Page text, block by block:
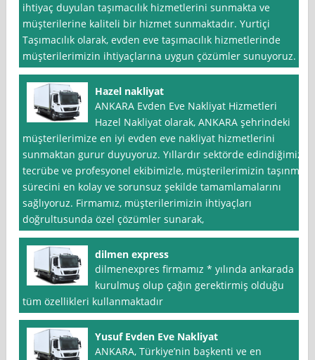
ihtiyaç duyulan taşımacılık hizmetlerini sunmakta ve
müşterilerine kaliteli bir hizmet sunmaktadır. Yurtiçi
Taşımacılık olarak, evden eve taşımacılık hizmetlerinde
müşterilerimizin ihtiyaçlarına uygun çözümler sunuyoruz.
Hazel nakliyat
ANKARA Evden Eve Nakliyat Hizmetleri
Hazel Nakliyat olarak, ANKARA şehrindeki
müşterilerimize en iyi evden eve nakliyat hizmetlerini
sunmaktan gurur duyuyoruz. Yıllardır sektörde edindiğimiz
tecrübe ve profesyonel ekibimizle, müşterilerimizin taşınma
sürecini en kolay ve sorunsuz şekilde tamamlamalarını
sağlıyoruz. Firmamız, müşterilerimizin ihtiyaçları
doğrultusunda özel çözümler sunarak,
dilmen express
dilmenexpres firmamız * yılında ankarada
kurulmuş olup çağın gerektirmiş olduğu
tüm özellikleri kullanmaktadır
Yusuf Evden Eve Nakliyat
ANKARA, Türkiye’nin başkenti ve en